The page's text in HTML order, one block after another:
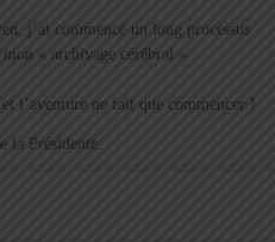
j’ai commencé un long processus
mon « archivage cérébral »
l’aventure ne fait que commencer !
la Présidente.